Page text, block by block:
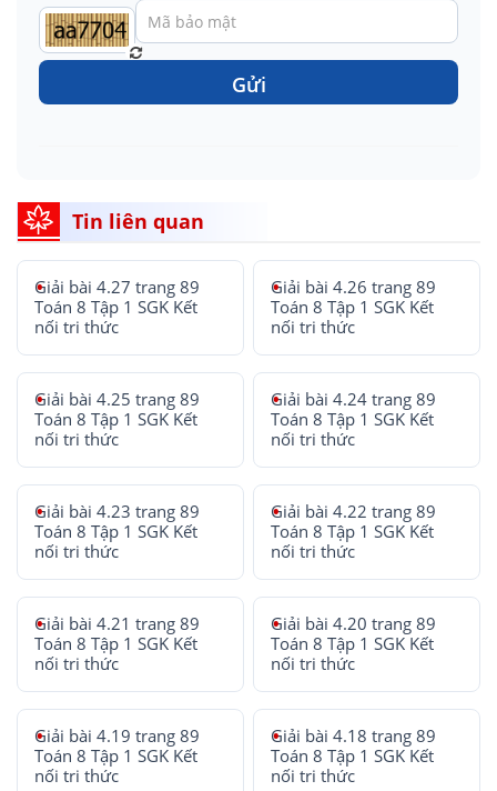
Gửi
Tin liên quan
Giải bài 4.27 trang 89
Toán 8 Tập 1 SGK Kết
nối tri thức
Giải bài 4.26 trang 89
Toán 8 Tập 1 SGK Kết
nối tri thức
Giải bài 4.25 trang 89
Toán 8 Tập 1 SGK Kết
nối tri thức
Giải bài 4.24 trang 89
Toán 8 Tập 1 SGK Kết
nối tri thức
Giải bài 4.23 trang 89
Toán 8 Tập 1 SGK Kết
nối tri thức
Giải bài 4.22 trang 89
Toán 8 Tập 1 SGK Kết
nối tri thức
Giải bài 4.21 trang 89
Toán 8 Tập 1 SGK Kết
nối tri thức
Giải bài 4.20 trang 89
Toán 8 Tập 1 SGK Kết
nối tri thức
Giải bài 4.19 trang 89
Toán 8 Tập 1 SGK Kết
nối tri thức
Giải bài 4.18 trang 89
Toán 8 Tập 1 SGK Kết
nối tri thức